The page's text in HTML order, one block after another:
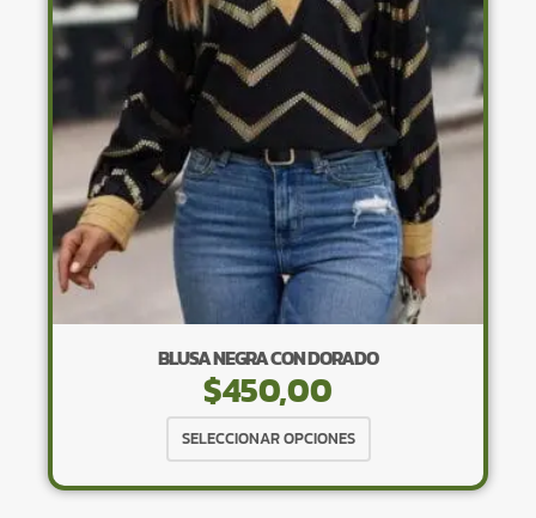
pueden
elegir
en
la
página
de
producto
BLUSA NEGRA CON DORADO
$450,00
SELECCIONAR OPCIONES
producto
tiene